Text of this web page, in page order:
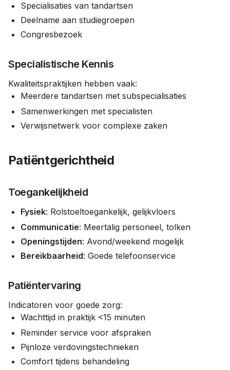
Specialisaties van tandartsen
Deelname aan studiegroepen
Congresbezoek
Specialistische Kennis
Kwaliteitspraktijken hebben vaak:
Meerdere tandartsen met subspecialisaties
Samenwerkingen met specialisten
Verwijsnetwerk voor complexe zaken
Patiëntgerichtheid
Toegankelijkheid
Fysiek: Rolstoeltoegankelijk, gelijkvloers
Communicatie: Meertalig personeel, tolken
Openingstijden: Avond/weekend mogelijk
Bereikbaarheid: Goede telefoonservice
Patiëntervaring
Indicatoren voor goede zorg:
Wachttijd in praktijk <15 minuten
Reminder service voor afspraken
Pijnloze verdovingstechnieken
Comfort tijdens behandeling